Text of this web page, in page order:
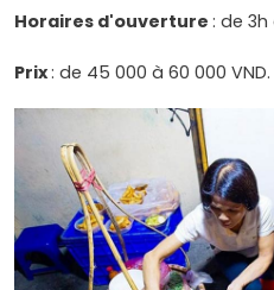
Horaires d'ouverture : de 3h
Prix: de 45 000 à 60 000 VND.